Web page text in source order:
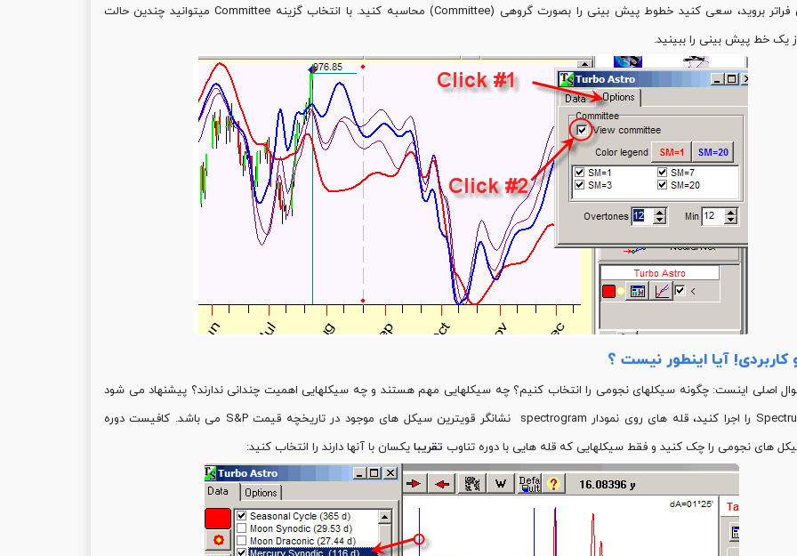
حالا کمی فراتر بروید، سعی کنید خطوط پیش بینی را بصورت گروهی (Committee) محاسبه کنید. با انتخاب گزینه Committee میتوانید چندین حالت
یک خط پیش بینی را ببینید.
کاربردی! آیا اینطور نیست ؟
اصلی اینست: چگونه سیکلهای نجومی را انتخاب کنیم؟ چه سیکلهایی مهم هستند و چه سیکلهایی اهمیت چندانی ندارند؟ پیشنهاد می شود
بخش Spectrum را اجرا کنید، قله های روی نمودار spectrogram نشانگر قویترین سیکل های موجود در تاریخچه قیمت S&P می باشد. کافیست دوره
های نجومی را چک کنید و فقط سیکلهایی که قله هایی با دوره تناوب تقریبا یکسان با آنها دارند را انتخاب کنید: